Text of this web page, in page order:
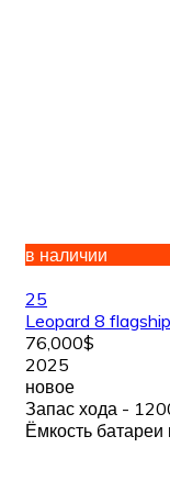
в наличии
25
Leopard 8
76,000$
2025
новое
Запас хода -
Ёмкость